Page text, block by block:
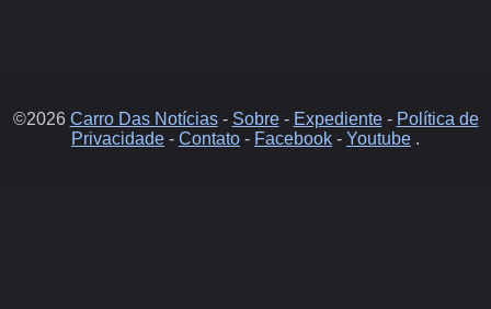
©2026 Carro Das Notícias- Sobre- Expediente- Política de
Privacidade - Contato - Facebook - Youtube .